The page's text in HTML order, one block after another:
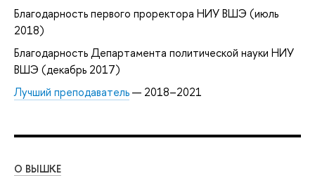
Благодарность первого проректора НИУ ВШЭ (июль
2018)
Благодарность Департамента политической науки НИУ
ВШЭ (декабрь 2017)
Лучший преподаватель— 2018–2021
О ВЫШКЕ